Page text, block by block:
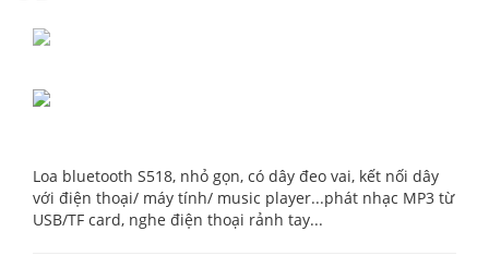
Loa bluetooth S518, nhỏ gọn, có dây đeo vai, kết nối dây
với điện thoại/ máy tính/ music player...phát nhạc MP3 từ
USB/TF card, nghe điện thoại rảnh tay...